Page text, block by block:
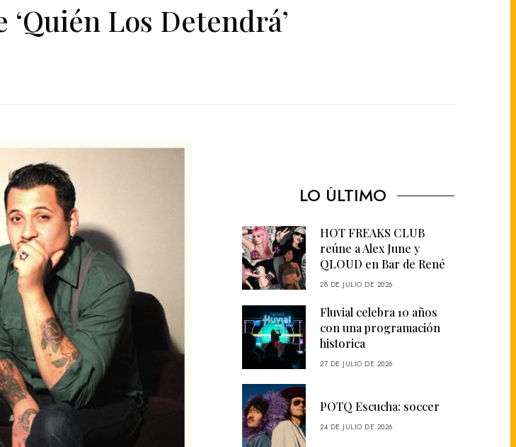
Los Detendrá’
LO ÚLTIMO
HOT FREAKS CLUB
reúne a Alex June y
QLOUD en Bar de René
28 DE JULIO DE 2026
Fluvial celebra 10 años
con una programación
historica
27 DE JULIO DE 2026
POTQ Escucha: soccer
24 DE JULIO DE 2026